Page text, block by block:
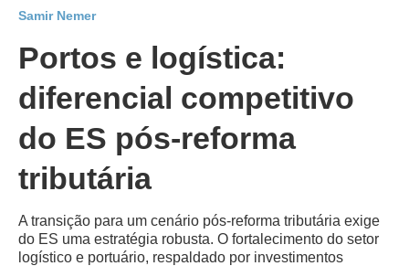
Samir Nemer
Portos e logística:
diferencial competitivo
do ES pós-reforma
tributária
A transição para um cenário pós-reforma tributária exige
do ES uma estratégia robusta. O fortalecimento do setor
logístico e portuário, respaldado por investimentos